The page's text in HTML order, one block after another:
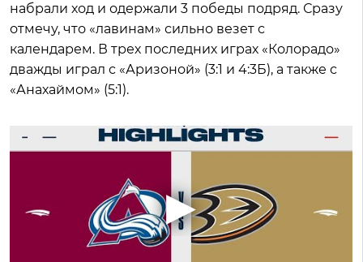
набрали ход и одержали 3 победы подряд. Сразу
отмечу, что «лавинам» сильно везет с
календарем. В трех последних играх «Колорадо»
дважды играл с «Аризоной» (3:1 и 4:3Б), а также с
«Анахаймом» (5:1).